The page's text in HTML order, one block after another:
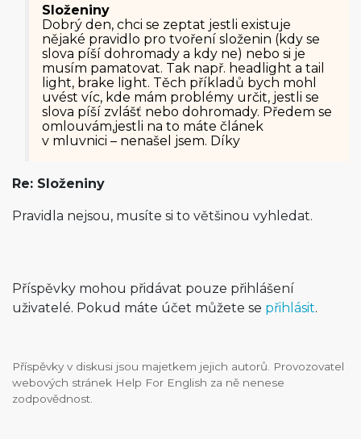
Složeniny
Dobrý den, chci se zeptat jestli existuje
nějaké pravidlo pro tvoření složenin (kdy se
slova píší dohromady a kdy ne) nebo si je
musím pamatovat. Tak např. headlight a tail
light, brake light. Těch příkladů bych mohl
uvést víc, kde mám problémy určit, jestli se
slova píší zvlášť nebo dohromady. Předem se
omlouvám,jestli na to máte článek
v mluvnici – nenašel jsem. Díky
Re: Složeniny
Pravidla nejsou, musíte si to většinou vyhledat.
Příspěvky mohou přidávat pouze přihlášení
uživatelé. Pokud máte účet můžete se přihlásit.
Příspěvky v diskusi jsou majetkem jejich autorů. Provozovatel
webových stránek Help For English za ně nenese
zodpovědnost.